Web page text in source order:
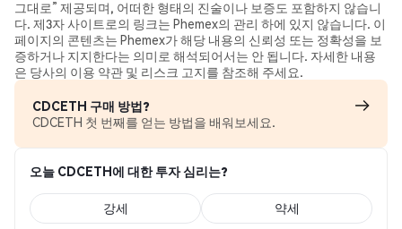
그대로” 제공되며, 어떠한 형태의 진술이나 보증도 포함하지 않습니
다. 제3자 사이트로의 링크는 Phemex의 관리 하에 있지 않습니다. 이
페이지의 콘텐츠는 Phemex가 해당 내용의 신뢰성 또는 정확성을 보
증하거나 지지한다는 의미로 해석되어서는 안 됩니다. 자세한 내용
은 당사의 이용 약관 및 리스크 고지를 참조해 주세요.
CDCETH 구매 방법?
CDCETH 첫 번째를 얻는 방법을 배워보세요.
오늘 CDCETH에 대한 투자 심리는?
강세 약세